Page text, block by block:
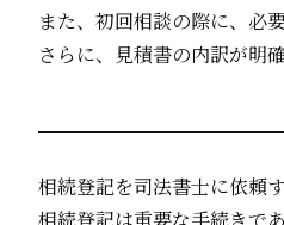
また、初回相談の際に、必
さらに、見積書の内訳が明
相続登記を司法書士に依頼